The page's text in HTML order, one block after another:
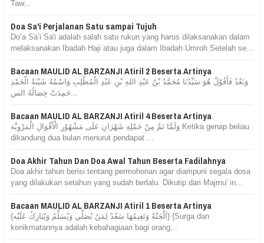
Taw...
Doa Sa'i Perjalanan Satu sampai Tujuh
Do’a Sa’i Sa'i adalah salah satu rukun yang harus dilaksanakan dalam
melaksanakan Ibadah Haji atau juga dalam Ibadah Umroh Setelah se...
Bacaan MAULID AL BARZANJI Atiril 2 Beserta Artinya
وَبَعْدُ فَأَقُوْلُ هُوَ سَيِّدُنَا مُحَمَّدُ بْنُ عَبْدِ اللهِ بْنِ عَبْدِ الْمُطَّلِبِ وَاسْمُهُ شَيْبَةُ الْحَمْدِ
Bacaan MAULID AL BARZANJI Atiril 4 Beserta Artinya
وَلَمَّا تَمَّ مِنْ حَمْلِهِ شَهْرَانِ عَلَى مَشْهُوْرِ الْأَقْوَالِ الْمَرْوِيَّة Ketika genap beliau
dikandung dua bulan menurut pendapat ...
Doa Akhir Tahun Dan Doa Awal Tahun Beserta Fadilahnya
Doa akhir tahun berisi tentang permohonan agar diampuni segala dosa
yang dilakukan setahun yang sudah berlalu. Dikutip dari Majmu' in...
Bacaan MAULID AL BARZANJI Atiril 1 Beserta Artinya
{اَلْجَنَّةُ وَنَعِيمُهَا سَعْدٌ لِمَنْ يُصَلِّي وَيُسَلِّمُ وَيُبَارِكُ عَلَيْه} {Surga dan
kenikmatannya adalah kebahagiaan bagi orang...